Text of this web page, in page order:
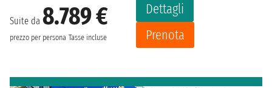
Suite da 8.789 €
prezzo per persona Tasse incluse
Dettagli
Prenota